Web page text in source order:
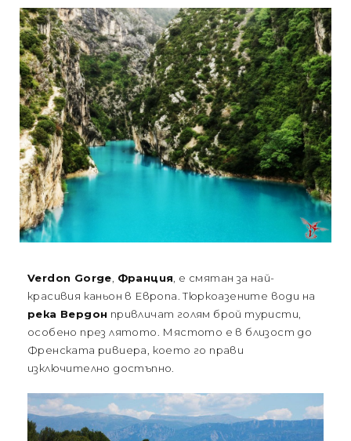
Verdon Gorge Франция , е смятан за най-
красивия каньон в Европа. Тюркоазените води на
река Вердон привличат голям брой туристи,
особено през лятото. Мястото е в близост до
Френската ривиера, което го прави
изключително достъпно.